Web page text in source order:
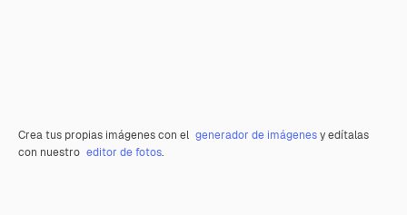
Crea tus propias imágenes con el generador de imágenesy edítalas
con nuestro editor de fotos.